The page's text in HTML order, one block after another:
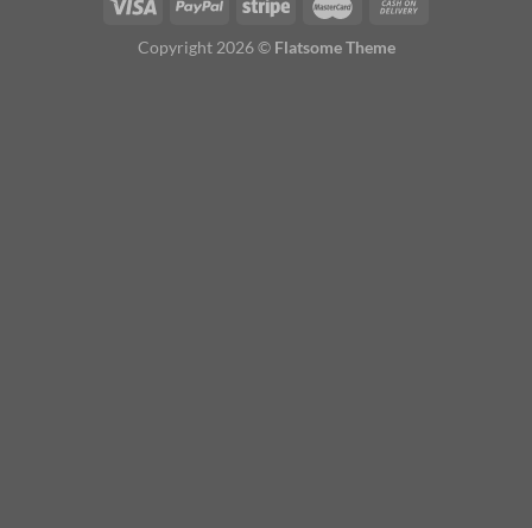
Copyright 2026 © Flatsome Theme